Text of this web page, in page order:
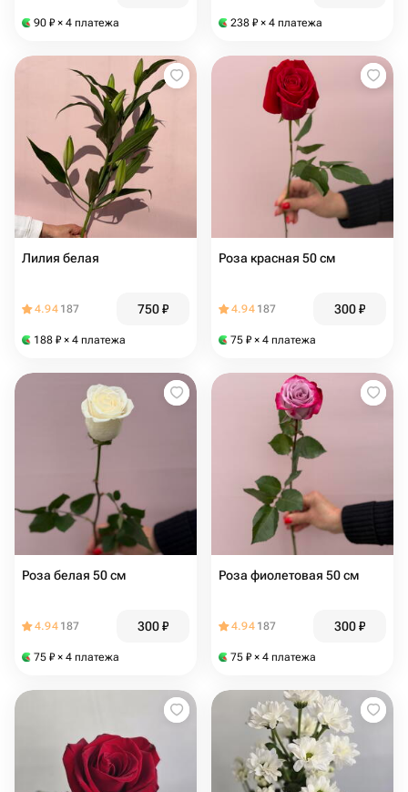
90 ₽ × 4 платежа 238 ₽ × 4 платежа
Лилия белая
4.94 187 750₽
188 ₽ × 4 платежа
Роза красная 50 см
4.94 187 300₽
75 ₽ × 4 платежа
Роза белая 50 см
4.94 187 300₽
75 ₽ × 4 платежа
Роза фиолетовая 50 см
4.94 187 300₽
75 ₽ × 4 платежа